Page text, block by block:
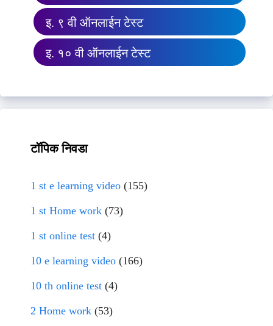
इ. ९ वी ऑनलाईन टेस्ट
इ. १० वी ऑनलाईन टेस्ट
टॉपिक निवडा
1 st e learning video (155)
1 st Home work (73)
1 st online test (4)
10 e learning video (166)
10 th online test (4)
2 Home work (53)